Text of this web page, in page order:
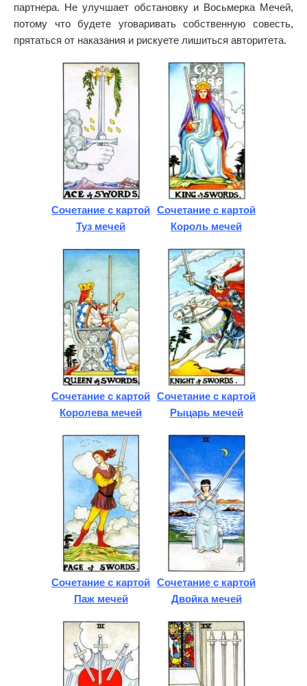
партнера. Не улучшает обстановку и Восьмерка Мечей,
потому что будете уговаривать собственную совесть,
прятаться от наказания и рискуете лишиться авторитета.
Сочетание с картой
Туз мечей
Сочетание с картой
Король мечей
Сочетание с картой
Королева мечей
Сочетание с картой
Рыцарь мечей
Сочетание с картой
Паж мечей
Сочетание с картой
Двойка мечей